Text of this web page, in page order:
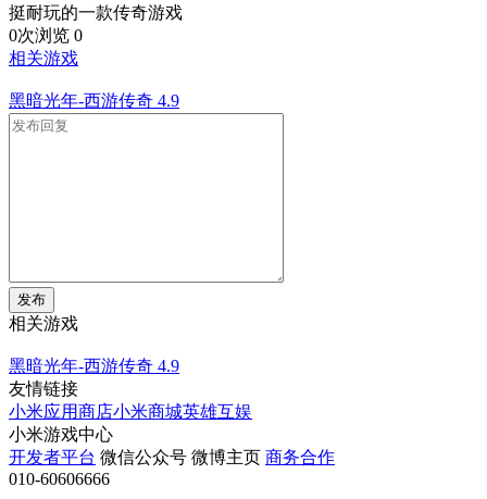
挺耐玩的一款传奇游戏
0次浏览 0
相关游戏
黑暗光年-西游传奇 4.9
发布
相关游戏
黑暗光年-西游传奇 4.9
友情链接
小米应用商店小米商城英雄互娱
小米游戏中心
开发者平台 微信公众号 微博主页 商务合作
010-60606666